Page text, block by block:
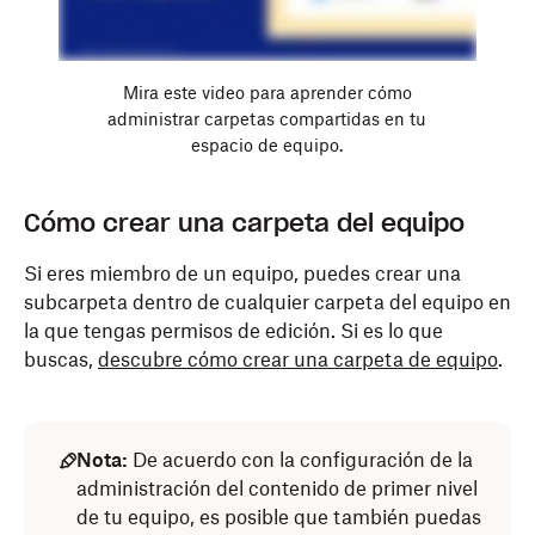
Mira este video para aprender cómo
administrar carpetas compartidas en tu
espacio de equipo.
Cómo crear una carpeta del equipo
Si eres miembro de un equipo, puedes crear una
subcarpeta dentro de cualquier carpeta del equipo en
la que tengas permisos de edición. Si es lo que
buscas, descubre cómo crear una carpeta de equipo.
Nota: De acuerdo con la configuración de la
administración del contenido de primer nivel
de tu equipo, es posible que también puedas